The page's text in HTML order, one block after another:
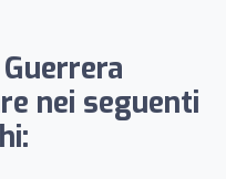
nei seguenti